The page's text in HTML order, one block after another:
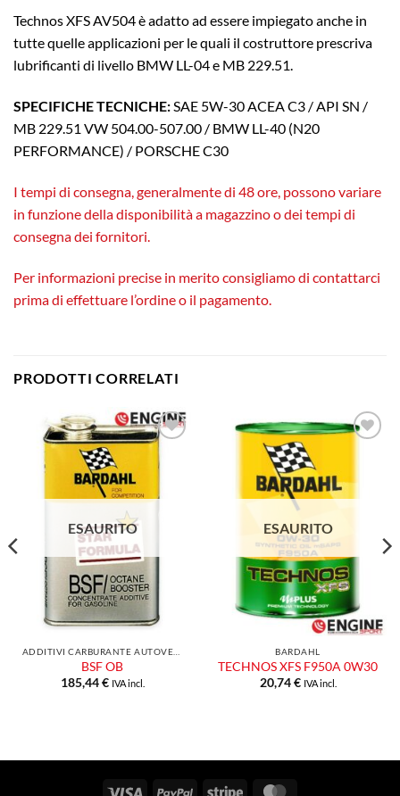
Technos XFS AV504 è adatto ad essere impiegato anche in
tutte quelle applicazioni per le quali il costruttore prescriva
lubrificanti di livello BMW LL-04 e MB 229.51.
SPECIFICHE TECNICHE:SAE 5W-30 ACEA C3 / API SN /
MB 229.51 VW 504.00-507.00 / BMW LL-40 (N20
PERFORMANCE) / PORSCHE C30
I tempi di consegna, generalmente di 48 ore, possono variare
in funzione della disponibilità a magazzino o dei tempi di
consegna dei fornitori.
Per informazioni precise in merito consigliamo di contattarci
prima di effettuare l’ordine o il pagamento.
PRODOTTI CORRELATI
Aggiungi
alla lista
ESAURITO
BSF OB
185,44€ IVA incl.
desideri
ESAURITO
BARDAHL
TECHNOS XFS F950A 0W30
20,74€ IVA incl.
Visa PayPal Stripe